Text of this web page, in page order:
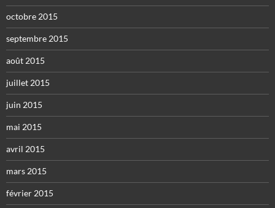
octobre 2015
septembre 2015
août 2015
juillet 2015
juin 2015
mai 2015
avril 2015
mars 2015
février 2015